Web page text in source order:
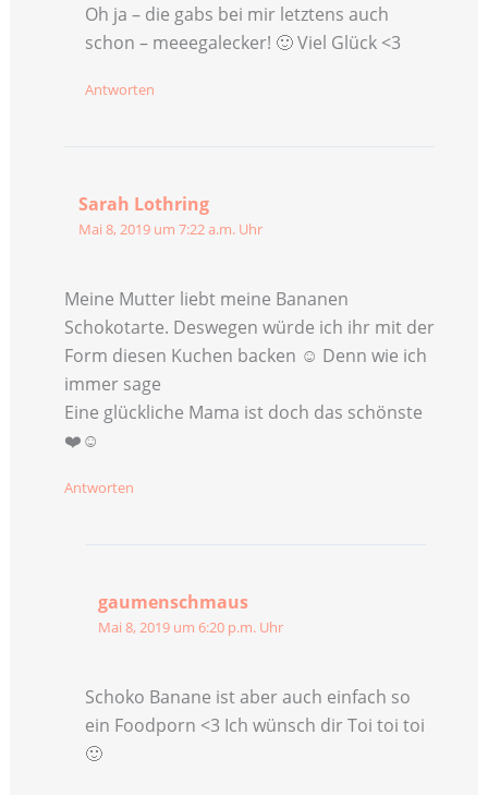
Oh ja – die gabs bei mir letztens auch
schon – meeegalecker! 🙂 Viel Glück <3
Antworten
Sarah Lothring
Mai 8, 2019 um 7:22 a.m. Uhr
Meine Mutter liebt meine Bananen
Schokotarte. Deswegen würde ich ihr mit der
Form diesen Kuchen backen ☺️ Denn wie ich
immer sage
Eine glückliche Mama ist doch das schönste
❤️☺️
Antworten
gaumenschmaus
Mai 8, 2019 um 6:20 p.m. Uhr
Schoko Banane ist aber auch einfach so
ein Foodporn <3 Ich wünsch dir Toi toi toi
🙂